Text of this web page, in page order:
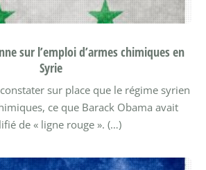
sur l’emploi d’armes chimiques en
Syrie
sur place que le régime syrien
ce que Barack Obama avait
de « ligne rouge ». (…)